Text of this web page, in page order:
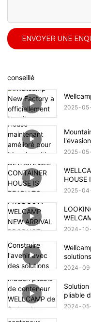
ENVOYER UNE
conseillé
2025 05
2025 05
HOUSE
2025 04
2024 10
2024 09
pliable
2024 05